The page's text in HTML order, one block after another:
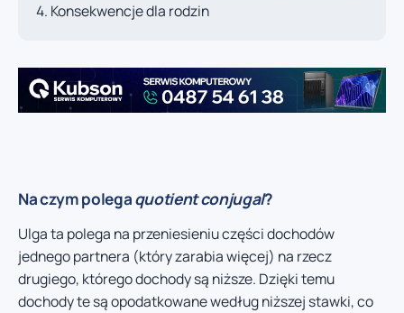
Konsekwencje dla rodzin
Na czym polegaquotient conjugal?
Ulga ta polega na przeniesieniu części dochodów
jednego partnera (który zarabia więcej) na rzecz
drugiego, którego dochody są niższe. Dzięki temu
dochody te są opodatkowane według niższej stawki, co